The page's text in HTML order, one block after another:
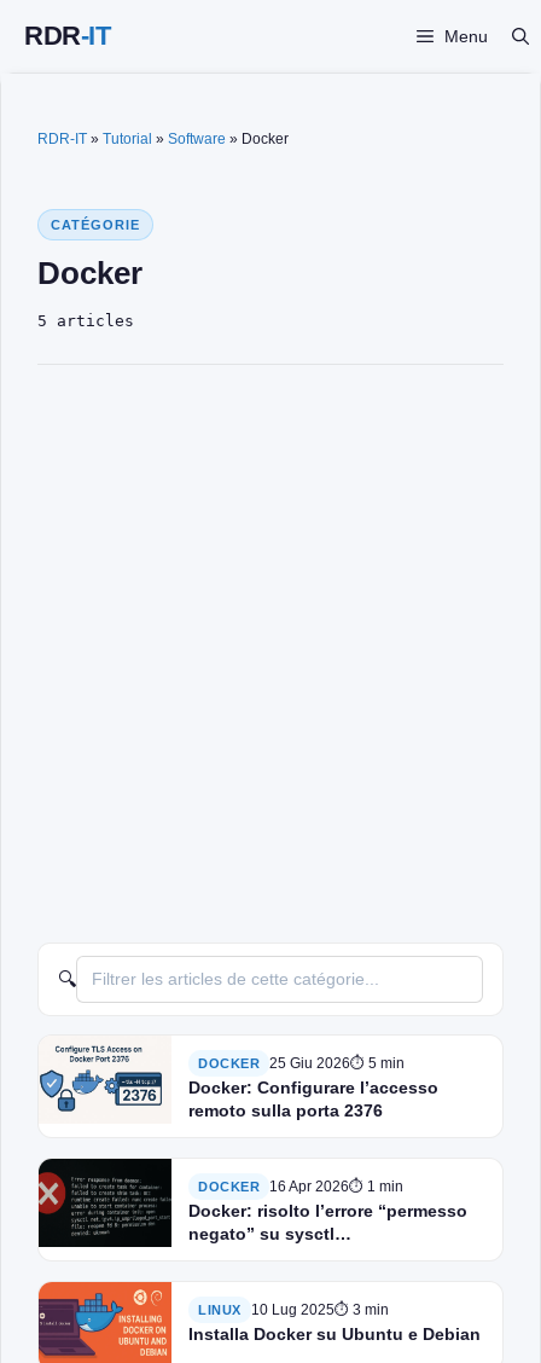
Menu
RDR-IT » Tutorial » Software » Docker
CATÉGORIE
Docker
5 articles
🔍
DOCKER 25 Giu 2026⏱ 5 min
Docker: Configurare l’accesso
remoto sulla porta 2376
DOCKER 16 Apr 2026⏱ 1 min
Docker: risolto l’errore “permesso
negato” su sysctl
LINUX 10 Lug 2025⏱ 3 min
Installa Docker su Ubuntu e Debian